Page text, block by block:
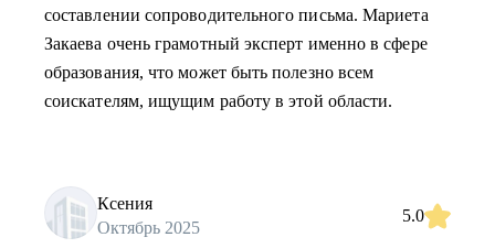
составлении сопроводительного письма. Мариета
Закаева очень грамотный эксперт именно в сфере
образования, что может быть полезно всем
соискателям, ищущим работу в этой области.
Ксения
Октябрь 2025
5.0